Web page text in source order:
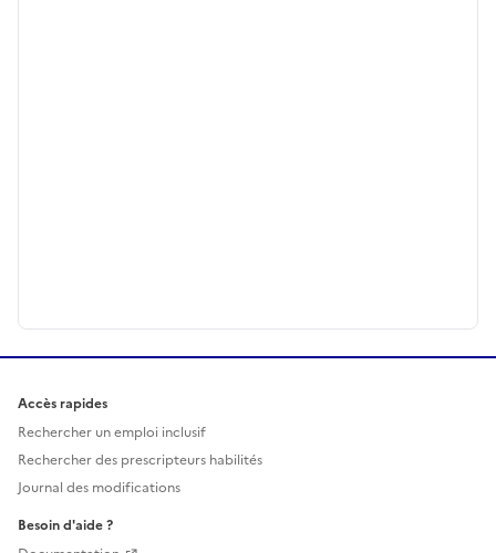
Accès rapides
Rechercher un emploi inclusif
Rechercher des prescripteurs habilités
Journal des modifications
Besoin d'aide ?